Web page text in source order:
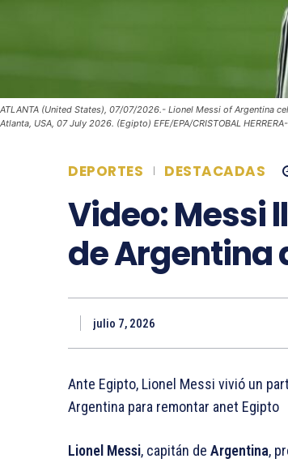
ATLANTA (United States), 07/07/2026.- Lionel Messi of Argentina
Atlanta, USA, 07 July 2026. (Egipto) EFE/EPA/CRISTOBAL
DEPORTES DESTACADAS
Video: Messi
de Argentina
julio 7, 2026
Ante Egipto, Lionel Messi vivió un
Argentina para remontar anet Egipto
Lionel Messi, capitán de Argentina,